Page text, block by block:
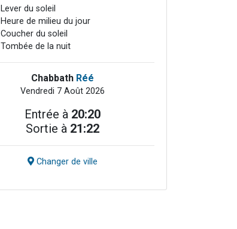
Lever du soleil
Heure de milieu du jour
Coucher du soleil
Tombée de la nuit
Chabbath Réé
Vendredi 7 Août 2026
Entrée à 20:20
Sortie à 21:22
Changer de ville